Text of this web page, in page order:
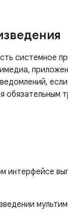
системное
обязательным
интерфейсе